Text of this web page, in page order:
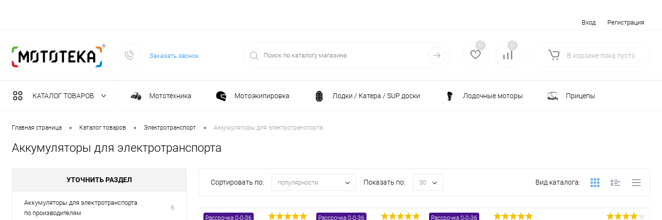
Вход Регистрация
Заказать звонок
0 0
В корзине пока пусто
КАТАЛОГ ТОВАРОВ Мототехника Мотоэкипировка Лодки / Катера / SUP доски Лодочные моторы Прицепы
Садовая техника Спортивные товары / Велосипеды / Самокаты
Масла и тех. жидкости
Климатическая техника Принадлежности для рыбалки РАСПРОДАЖА
Сварочное оборудование Силовая техника Станки Строительство и ремонт
Главная страница • Каталог товаров • Электротранспорт • Аккумуляторы для электротранспорта
Аккумуляторы для электротранспорта
УТОЧНИТЬ РАЗДЕЛ
Аккумуляторы для электротранспорта
по производителям
6
Сортировать по: популярности Показать по: 30 Вид каталога:
Рассрочка 0-0-36 Рассрочка 0-0-36 Рассрочка 0-0-36